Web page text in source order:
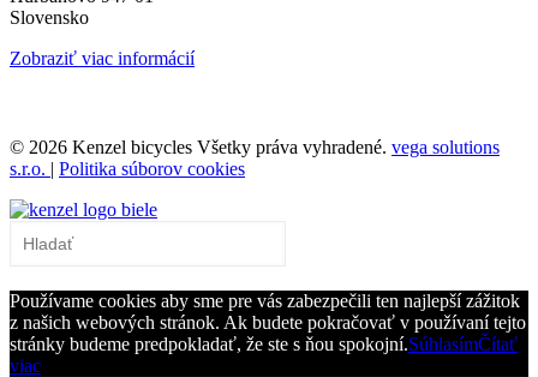
Slovensko
Zobraziť viac informácií
© 2026 Kenzel bicycles Všetky práva vyhradené. vega solutions
s.r.o. | Politika súborov cookies
Používame cookies aby sme pre vás zabezpečili ten najlepší zážitok
z našich webových stránok. Ak budete pokračovať v používaní tejto
stránky budeme predpokladať, že ste s ňou spokojní.SúhlasímČítať
viac